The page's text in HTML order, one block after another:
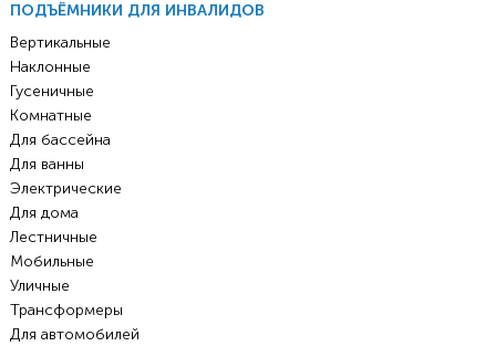
ПОДЪЁМНИКИ ДЛЯ ИНВАЛИДОВ
Вертикальные
Наклонные
Гусеничные
Комнатные
Для бассейна
Для ванны
Электрические
Для дома
Лестничные
Мобильные
Уличные
Трансформеры
Для автомобилей